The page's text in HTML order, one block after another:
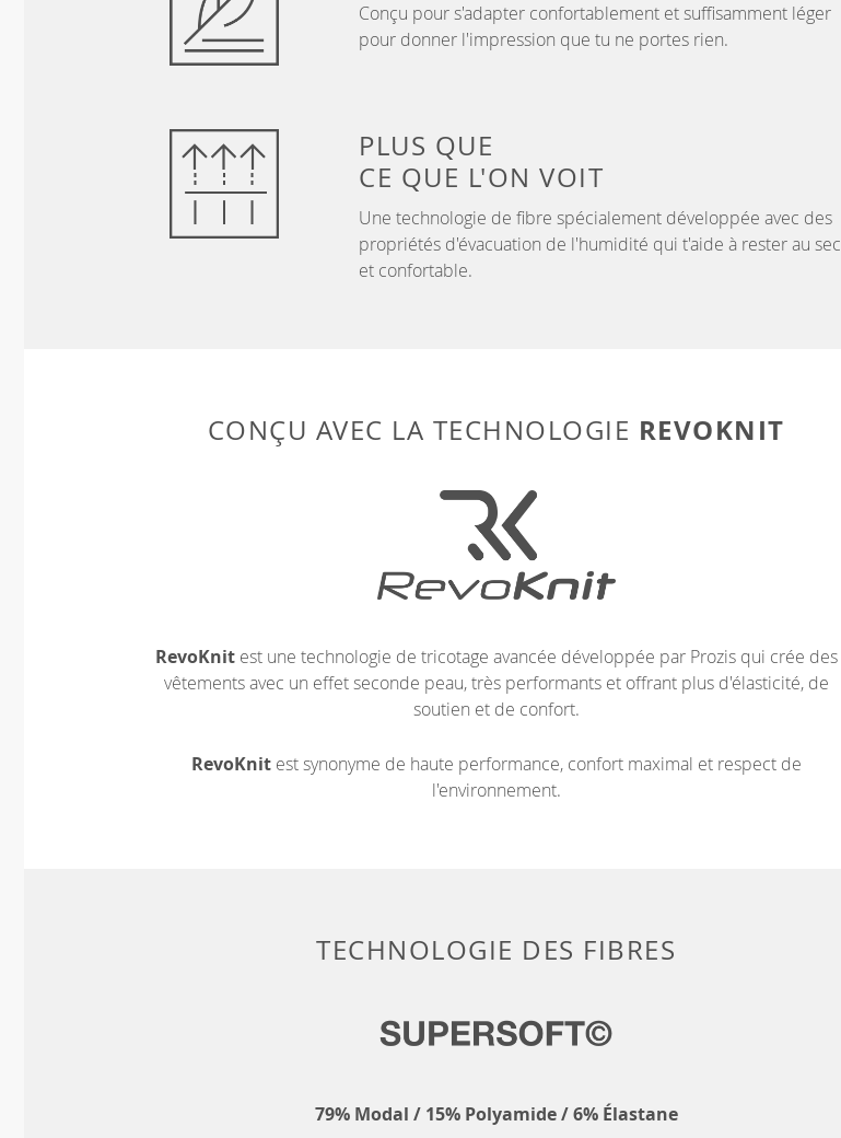
Conçu pour s'adapter confortablement et suffisamment léger
pour donner l'impression que tu ne portes rien.
PLUS QUE
CE QUE L'ON VOIT
Une technologie de fibre spécialement développée avec des
propriétés d'évacuation de l'humidité qui t'aide à rester au sec
et confortable.
CONÇU AVEC LA TECHNOLOGIE REVOKNIT
RevoKnitest une technologie de tricotage avancée développée par Prozis qui crée des
vêtements avec un effet seconde peau, très performants et offrant plus d'élasticité, de
soutien et de confort.
RevoKnitest synonyme de haute performance, confort maximal et respect de
l'environnement.
TECHNOLOGIE DES FIBRES
79% Modal / 15% Polyamide / 6% Élastane